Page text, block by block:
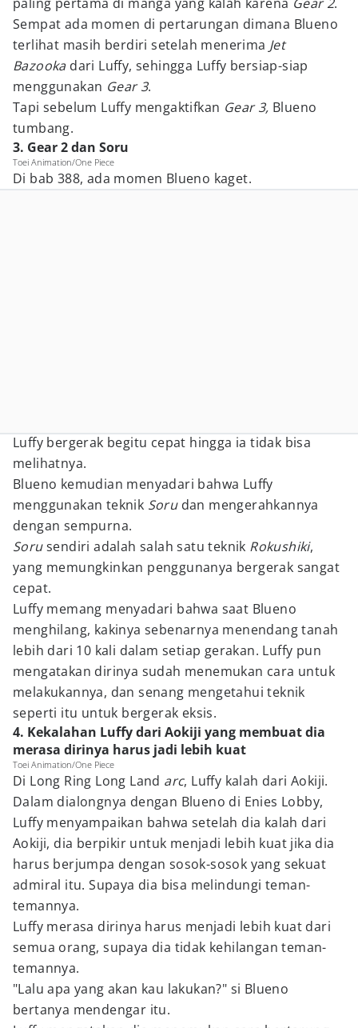
Sempat ada momen di pertarungan dimana Blueno
terlihat masih berdiri setelah menerima Jet
Bazooka dari Luffy, sehingga Luffy bersiap-siap
menggunakan Gear 3.
Tapi sebelum Luffy mengaktifkan Gear 3, Blueno
tumbang.
3. Gear 2 dan Soru
Toei Animation/One Piece
Di bab 388, ada momen Blueno kaget.
Luffy bergerak begitu cepat hingga ia tidak bisa
melihatnya.
Blueno kemudian menyadari bahwa Luffy
menggunakan teknik Soru dan mengerahkannya
dengan sempurna.
Sorusendiri adalah salah satu teknik Rokushiki,
yang memungkinkan penggunanya bergerak sangat
cepat.
Luffy memang menyadari bahwa saat Blueno
menghilang, kakinya sebenarnya menendang tanah
lebih dari 10 kali dalam setiap gerakan. Luffy pun
mengatakan dirinya sudah menemukan cara untuk
melakukannya, dan senang mengetahui teknik
seperti itu untuk bergerak eksis.
4. Kekalahan Luffy dari Aokiji yang membuat dia
merasa dirinya harus jadi lebih kuat
Toei Animation/One Piece
Di Long Ring Long Land arc, Luffy kalah dari Aokiji.
Dalam dialongnya dengan Blueno di Enies Lobby,
Luffy menyampaikan bahwa setelah dia kalah dari
Aokiji, dia berpikir untuk menjadi lebih kuat jika dia
harus berjumpa dengan sosok-sosok yang sekuat
admiral itu. Supaya dia bisa melindungi teman-
temannya.
Luffy merasa dirinya harus menjadi lebih kuat dari
semua orang, supaya dia tidak kehilangan teman-
temannya.
"Lalu apa yang akan kau lakukan?" si Blueno
bertanya mendengar itu.